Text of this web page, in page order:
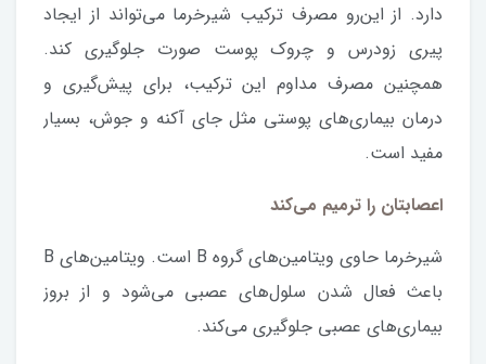
دارد. از این‌رو مصرف ترکیب شیرخرما می‌تواند از ایجاد
پیری زودرس و چروک پوست صورت جلوگیری کند.
همچنین مصرف مداوم این ترکیب، برای پیش‌گیری و
درمان بیماری‌های پوستی مثل جای آکنه و جوش، بسیار
مفید است.
اعصابتان را ترمیم می‌کند
شیرخرما حاوی ویتامین‌های گروه B است. ویتامین‌های B
باعث فعال شدن سلول‌های عصبی می‌شود و از بروز
بیماری‌های عصبی جلوگیری می‌کند.